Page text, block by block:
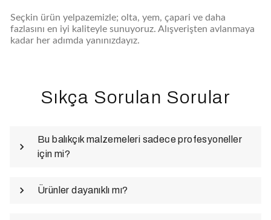
Seçkin ürün yelpazemizle; olta, yem, çapari ve daha
fazlasını en iyi kaliteyle sunuyoruz. Alışverişten avlanmaya
kadar her adımda yanınızdayız.
Sıkça Sorulan Sorular
Bu balıkçık malzemeleri sadece profesyoneller
için mi?
Ürünler dayanıklı mı?